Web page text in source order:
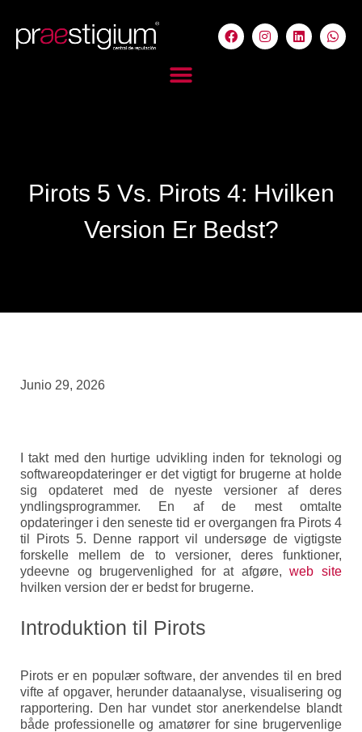
Pirots 5 Vs. Pirots 4: Hvilken
Version Er Bedst?
Junio 29, 2026
I takt med den hurtige udvikling inden for teknologi og
softwareopdateringer er det vigtigt for brugerne at holde
sig opdateret med de nyeste versioner af deres
yndlingsprogrammer. En af de mest omtalte
opdateringer i den seneste tid er overgangen fra Pirots 4
til Pirots 5. Denne rapport vil undersøge de vigtigste
forskelle mellem de to versioner, deres funktioner,
ydeevne og brugervenlighed for at afgøre,web site
hvilken version der er bedst for brugerne.
Introduktion til Pirots
Pirots er en populær software, der anvendes til en bred
vifte af opgaver, herunder dataanalyse, visualisering og
rapportering. Den har vundet stor anerkendelse blandt
både professionelle og amatører for sine brugervenlige